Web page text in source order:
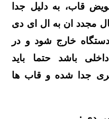
قاب، به دلیل جدا
مجدد ان به ال ای دی
خارج شود و در
باشد حتما باید
جدا شده و قاب ها